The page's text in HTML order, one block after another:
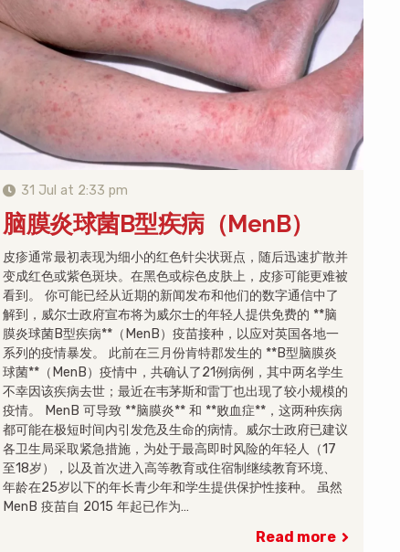
31 Jul at 2:33 pm
脑膜炎球菌B型疾病（MenB）
皮疹通常最初表现为细小的红色针尖状斑点，随后迅速扩散并
变成红色或紫色斑块。在黑色或棕色皮肤上，皮疹可能更难被
看到。 你可能已经从近期的新闻发布和他们的数字通信中了
解到，威尔士政府宣布将为威尔士的年轻人提供免费的 **脑
膜炎球菌B型疾病**（MenB）疫苗接种，以应对英国各地一
系列的疫情暴发。 此前在三月份肯特郡发生的 **B型脑膜炎
球菌**（MenB）疫情中，共确认了21例病例，其中两名学生
不幸因该疾病去世；最近在韦茅斯和雷丁也出现了较小规模的
疫情。 MenB 可导致 **脑膜炎** 和 **败血症**，这两种疾病
都可能在极短时间内引发危及生命的病情。威尔士政府已建议
各卫生局采取紧急措施，为处于最高即时风险的年轻人（17
至18岁），以及首次进入高等教育或住宿制继续教育环境、
年龄在25岁以下的年长青少年和学生提供保护性接种。 虽然
MenB 疫苗自 2015 年起已作为…
Read more